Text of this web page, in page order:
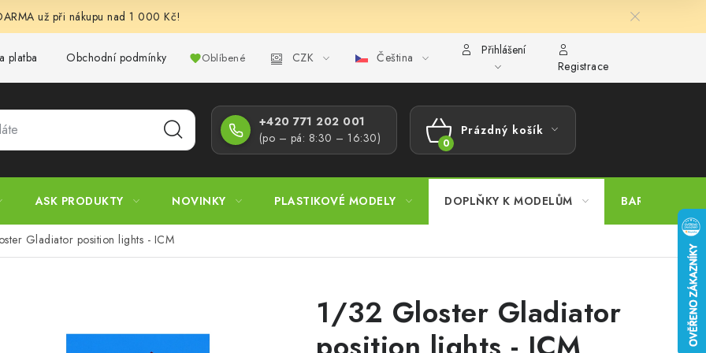
už při nákupu nad 1 000 Kč!
platba Obchodní podmínky Podmínky ochrany osobních údajů Reklamační řád Velkoobchod (B2B)
Oblíbené CZK Čeština
Přihlášení
Registrace
+420 771 202 001​
(po – pá: 8:30 – 16:30)
NÁKUPNÍ
Prázdný košík
ASK PRODUKTY NOVINKY PLASTIKOVÉ MODELY DOPLŇKY K MODELŮM BARVY A
Gladiator position lights - ICM
1/32 Gloster Gladiator